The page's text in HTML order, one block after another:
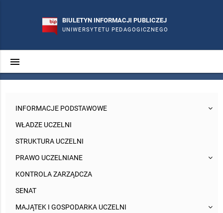
BIULETYN INFORMACJI PUBLICZEJ
UNIWERSYTETU PEDAGOGICZNEGO
menu
INFORMACJE PODSTAWOWE
WŁADZE UCZELNI
STRUKTURA UCZELNI
PRAWO UCZELNIANE
KONTROLA ZARZĄDCZA
SENAT
MAJĄTEK I GOSPODARKA UCZELNI